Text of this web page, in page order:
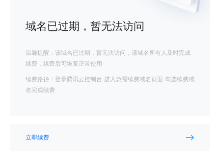
域名已过期，暂无法访问
温馨提醒：该域名已过期，暂无法访问，请域名所有人及时完成
续费，续费后可恢复正常使用
续费路径：登录腾讯云控制台-进入急需续费域名页面-勾选续费域
名完成续费
立即续费